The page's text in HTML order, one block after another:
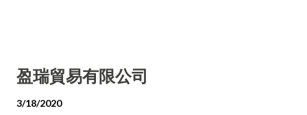
盈瑞貿易有限公司
3/18/2020